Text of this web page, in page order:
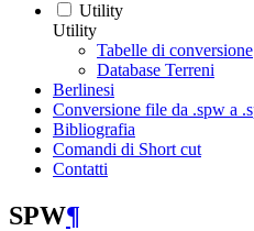
Utility
Utility
Tabelle di conversione
Database Terreni
Berlinesi
Conversione file da .spw a
Bibliografia
Comandi di Short cut
Contatti
SPW¶